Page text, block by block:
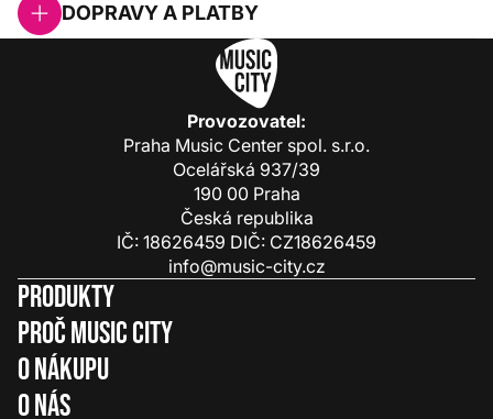
DOPRAVY A PLATBY
Provozovatel:
Praha Music Center spol. s.r.o.
Ocelářská 937/39
190 00 Praha
Česká republika
IČ: 18626459 DIČ: CZ18626459
info@music-city.cz
Produkty
Proč Music City
O nákupu
O nás